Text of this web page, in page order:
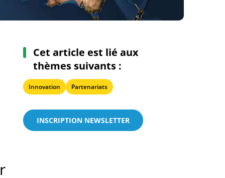
Cet article est lié aux
thèmes suivants :
Innovation Partenariats
INSCRIPTION NEWSLETTER